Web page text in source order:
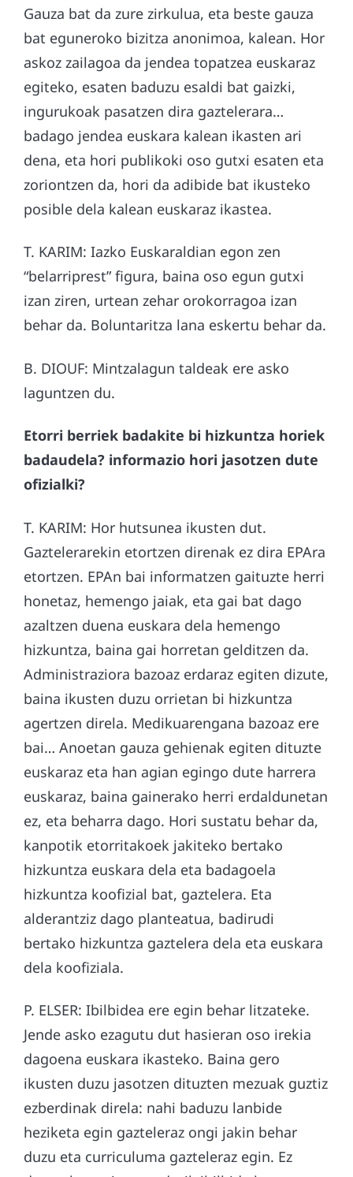
Gauza bat da zure zirkulua, eta beste gauza
bat eguneroko bizitza anonimoa, kalean. Hor
askoz zailagoa da jendea topatzea euskaraz
egiteko, esaten baduzu esaldi bat gaizki,
ingurukoak pasatzen dira gaztelerara…
badago jendea euskara kalean ikasten ari
dena, eta hori publikoki oso gutxi esaten eta
zoriontzen da, hori da adibide bat ikusteko
posible dela kalean euskaraz ikastea.
T. KARIM: Iazko Euskaraldian egon zen
“belarriprest” figura, baina oso egun gutxi
izan ziren, urtean zehar orokorragoa izan
behar da. Boluntaritza lana eskertu behar da.
B. DIOUF: Mintzalagun taldeak ere asko
laguntzen du.
Etorri berriek badakite bi hizkuntza horiek
badaudela? informazio hori jasotzen dute
ofizialki?
T. KARIM: Hor hutsunea ikusten dut.
Gaztelerarekin etortzen direnak ez dira EPAra
etortzen. EPAn bai informatzen gaituzte herri
honetaz, hemengo jaiak, eta gai bat dago
azaltzen duena euskara dela hemengo
hizkuntza, baina gai horretan gelditzen da.
Administraziora bazoaz erdaraz egiten dizute,
baina ikusten duzu orrietan bi hizkuntza
agertzen direla. Medikuarengana bazoaz ere
bai… Anoetan gauza gehienak egiten dituzte
euskaraz eta han agian egingo dute harrera
euskaraz, baina gainerako herri erdaldunetan
ez, eta beharra dago. Hori sustatu behar da,
kanpotik etorritakoek jakiteko bertako
hizkuntza euskara dela eta badagoela
hizkuntza koofizial bat, gaztelera. Eta
alderantziz dago planteatua, badirudi
bertako hizkuntza gaztelera dela eta euskara
dela koofiziala.
P. ELSER: Ibilbidea ere egin behar litzateke.
Jende asko ezagutu dut hasieran oso irekia
dagoena euskara ikasteko. Baina gero
ikusten duzu jasotzen dituzten mezuak guztiz
ezberdinak direla: nahi baduzu lanbide
heziketa egin gazteleraz ongi jakin behar
duzu eta curriculuma gazteleraz egin. Ez